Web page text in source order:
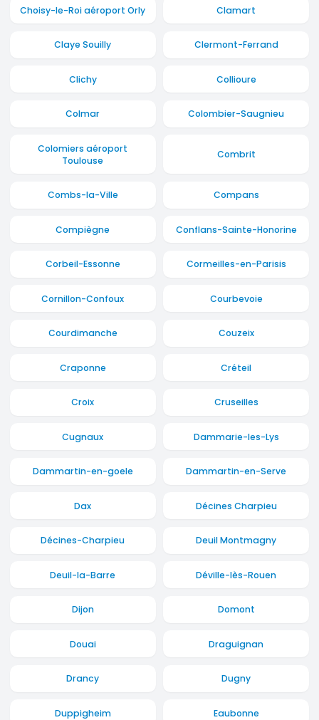
Choisy-le-Roi aéroport Orly Clamart
Claye Souilly Clermont-Ferrand
Clichy Collioure
Colmar Colombier-Saugnieu
Colomiers aéroport
Toulouse
Combrit
Combs-la-Ville Compans
Compiègne Conflans-Sainte-Honorine
Corbeil-Essonne Cormeilles-en-Parisis
Cornillon-Confoux Courbevoie
Courdimanche Couzeix
Craponne Créteil
Croix Cruseilles
Cugnaux Dammarie-les-Lys
Dammartin-en-goele Dammartin-en-Serve
Dax Décines Charpieu
Décines-Charpieu Deuil Montmagny
Deuil-la-Barre Déville-lès-Rouen
Dijon Domont
Douai Draguignan
Drancy Dugny
Duppigheim Eaubonne